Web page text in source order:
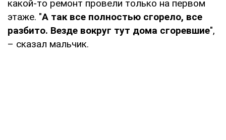
какой-то ремонт провели только на первом
этаже. "А так все полностью сгорело, все
разбито. Везде вокруг тут дома сгоревшие",
– сказал мальчик.